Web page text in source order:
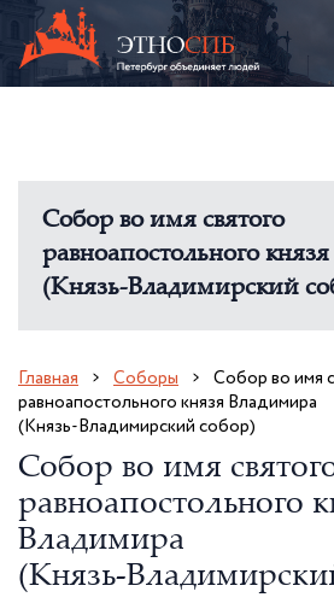
Собор во имя святого
равноапостольного
(Князь-Владимирский
Главная Соборы
Собор во имя
равноапостольного князя Владимира
(Князь-Владимирский собор)
Собор во имя
равноапостольного
Владимира
(Князь-